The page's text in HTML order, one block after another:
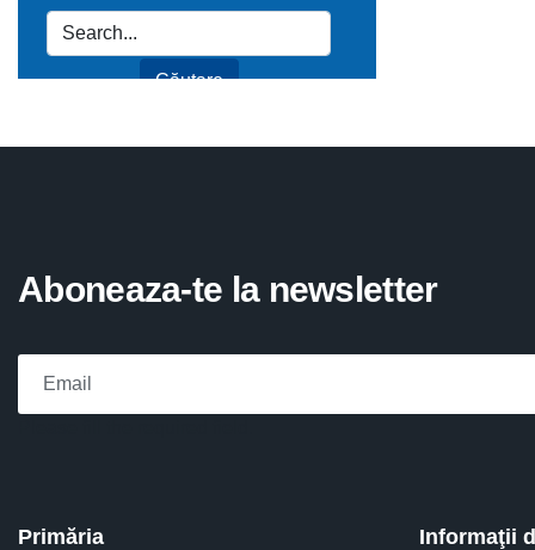
Aboneaza-te la newsletter
Primăria Informaţii